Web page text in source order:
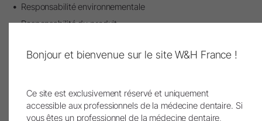
Responsabilité environnementale
Responsabilité du produit
Bonjour et bienvenue sur le site W&H France !
Ce site est exclusivement réservé et uniquement
accessible aux professionnels de la médecine dentaire. Si
vous êtes un professionnel de la médecine dentaire,